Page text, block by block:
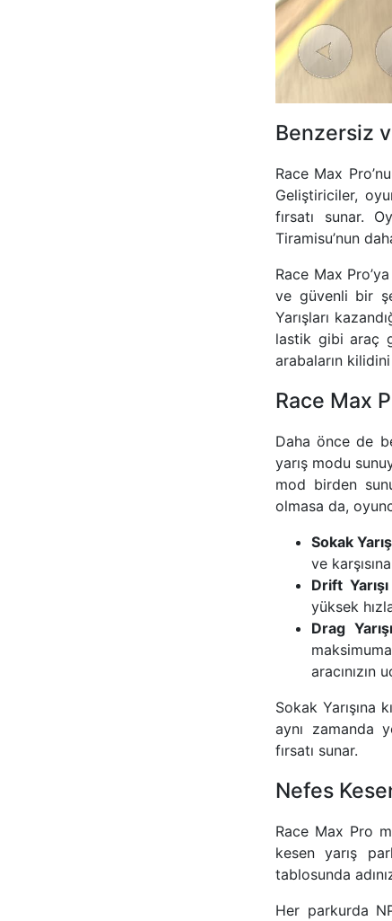
Benzersiz
Race Max
Geliştiriciler,
fırsatı sunar.
Tiramisu’nun
Race Max
ve güvenli bir
Yarışları
lastik gibi araç
arabaların
Race Max
Daha önce de
yarış modu
mod birden
olmasa da,
Sokak
ve
Drift
yüksek
Drag
aracınızın
Sokak Yarışına
aynı zamanda
fırsatı sunar.
Nefes
Race Max Pro
kesen yarış
tablosunda
Her parkurda